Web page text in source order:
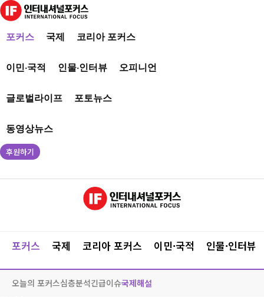
포커스 국제 코리아 포커스
이민·국적 인물·인터뷰 오피니언
글로벌라이프 포토뉴스
동영상뉴스
후원하기
포커스 국제 코리아 포커스 이민·국적 인물·인터뷰
오늘의 포커스심층분석긴급이슈국제해설